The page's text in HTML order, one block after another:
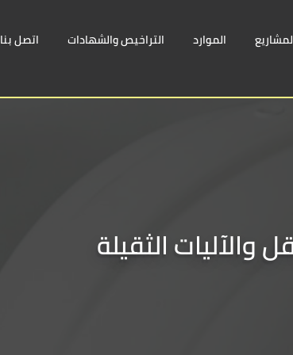
الموارد التراخيص والشهادات اتصل بنا
والآليات الثقيلة